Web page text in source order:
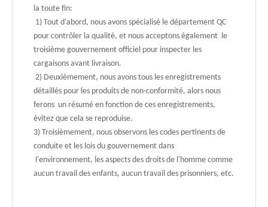
la toute fin:
1) Tout d'abord, nous avons spécialisé le département QC
pour contrôler la qualité, et nous acceptons également le
troisième gouvernement officiel pour inspecter les
cargaisons avant livraison.
2) Deuxièmement, nous avons tous les enregistrements
détaillés pour les produits de non-conformité, alors nous
ferons un résumé en fonction de ces enregistrements,
évitez que cela se reproduise.
3) Troisièmement, nous observons les codes pertinents de
conduite et les lois du gouvernement dans
l'environnement, les aspects des droits de l'homme comme
aucun travail des enfants, aucun travail des prisonniers, etc.